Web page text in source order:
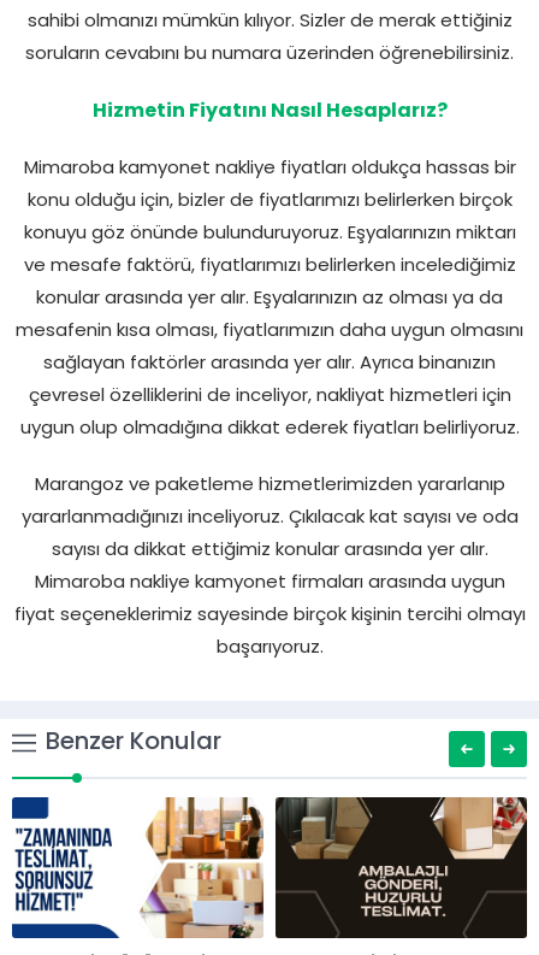
sahibi olmanızı mümkün kılıyor. Sizler de merak ettiğiniz
soruların cevabını bu numara üzerinden öğrenebilirsiniz.
Hizmetin Fiyatını Nasıl Hesaplarız?
Mimaroba kamyonet nakliye fiyatları oldukça hassas bir
konu olduğu için, bizler de fiyatlarımızı belirlerken birçok
konuyu göz önünde bulunduruyoruz. Eşyalarınızın miktarı
ve mesafe faktörü, fiyatlarımızı belirlerken incelediğimiz
konular arasında yer alır. Eşyalarınızın az olması ya da
mesafenin kısa olması, fiyatlarımızın daha uygun olmasını
sağlayan faktörler arasında yer alır. Ayrıca binanızın
çevresel özelliklerini de inceliyor, nakliyat hizmetleri için
uygun olup olmadığına dikkat ederek fiyatları belirliyoruz.
Marangoz ve paketleme hizmetlerimizden yararlanıp
yararlanmadığınızı inceliyoruz. Çıkılacak kat sayısı ve oda
sayısı da dikkat ettiğimiz konular arasında yer alır.
Mimaroba nakliye kamyonet firmaları arasında uygun
fiyat seçeneklerimiz sayesinde birçok kişinin tercihi olmayı
başarıyoruz.
Benzer Konular